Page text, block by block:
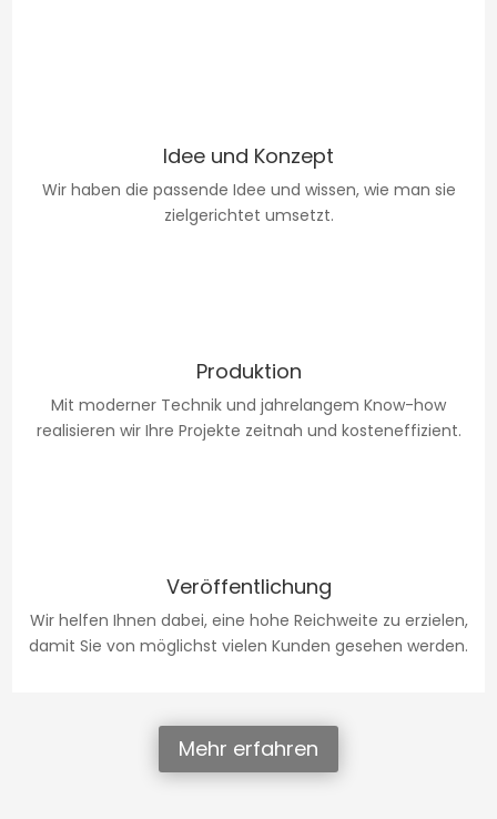
Idee und Konzept
Wir haben die passende Idee und wissen, wie man sie
zielgerichtet umsetzt.
Produktion
Mit moderner Technik und jahrelangem Know-how
realisieren wir Ihre Projekte zeitnah und kosteneffizient.
Veröffentlichung
Wir helfen Ihnen dabei, eine hohe Reichweite zu erzielen,
damit Sie von möglichst vielen Kunden gesehen werden.
Mehr erfahren